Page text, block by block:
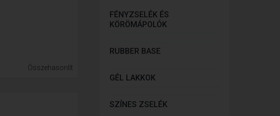
Összehasonlít
FÉNYZSELÉK ÉS
KÖRÖMÁPOLÓK
RUBBER BASE
GÉL LAKKOK
SZÍNES ZSELÉK